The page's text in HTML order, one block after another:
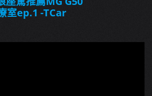
室ep.1 -TCar